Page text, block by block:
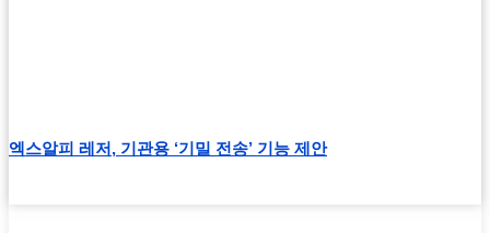
엑스알피 레저, 기관용 ‘기밀 전송’ 기능 제안